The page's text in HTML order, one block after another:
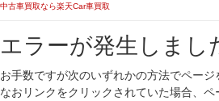
中古車買取なら楽天Car車買取
エラーが発生しまし
お手数ですが次のいずれかの方法でページ
なおリンクをクリックされていた場合、